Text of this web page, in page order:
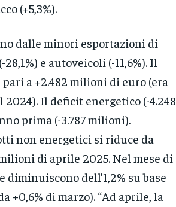
(+5,3%).
dalle minori esportazioni di
e autoveicoli (-11,6%). Il
a +2.482 milioni di euro (era
Il deficit energetico (-4.248
prima (-3.787 milioni).
non energetici si riduce da
di aprile 2025. Nel mese di
dell’1,2% su base
+0,6% di marzo). “Ad aprile, la